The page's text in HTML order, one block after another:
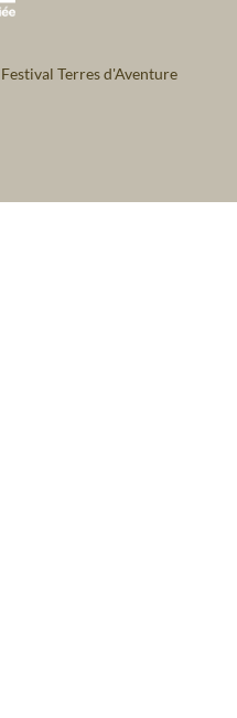
Festival Terres d'Aventure